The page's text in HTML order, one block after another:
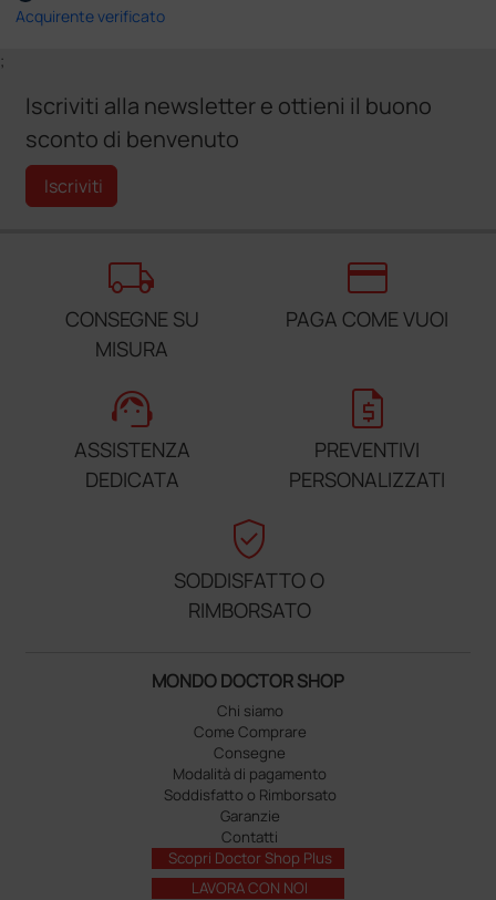
Acquirente verificato
;
Iscriviti alla newsletter e ottieni il buono
sconto di benvenuto
Iscriviti
local_shipping
CONSEGNE SU
MISURA
credit_card
PAGA COME VUOI
support_agent
ASSISTENZA
DEDICATA
request_quote
PREVENTIVI
PERSONALIZZATI
verified_user
SODDISFATTO O
RIMBORSATO
MONDO DOCTOR SHOP
Chi siamo
Come Comprare
Consegne
Modalità di pagamento
Soddisfatto o Rimborsato
Garanzie
Contatti
Scopri Doctor Shop Plus
LAVORA CON NOI